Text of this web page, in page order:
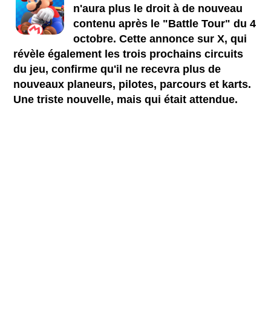
n'aura plus le droit à de nouveau
contenu après le "Battle Tour" du 4
octobre. Cette annonce sur X, qui
révèle également les trois prochains circuits
du jeu, confirme qu'il ne recevra plus de
nouveaux planeurs, pilotes, parcours et karts.
Une triste nouvelle, mais qui était attendue.